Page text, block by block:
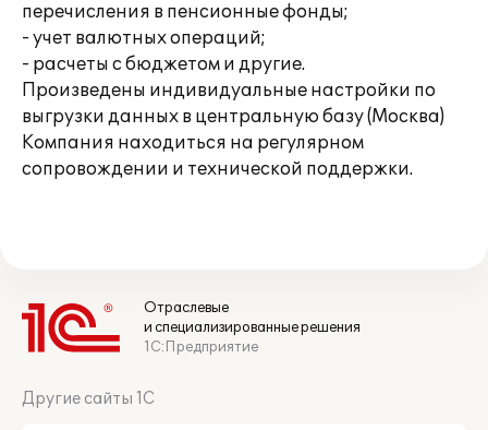
перечисления в пенсионные фонды;
- учет валютных операций;
- расчеты с бюджетом и другие.
Произведены индивидуальные настройки по
выгрузки данных в центральную базу (Москва)
Компания находиться на регулярном
сопровождении и технической поддержки.
Отраслевые
и специализированные решения
1С:Предприятие
Другие сайты 1С